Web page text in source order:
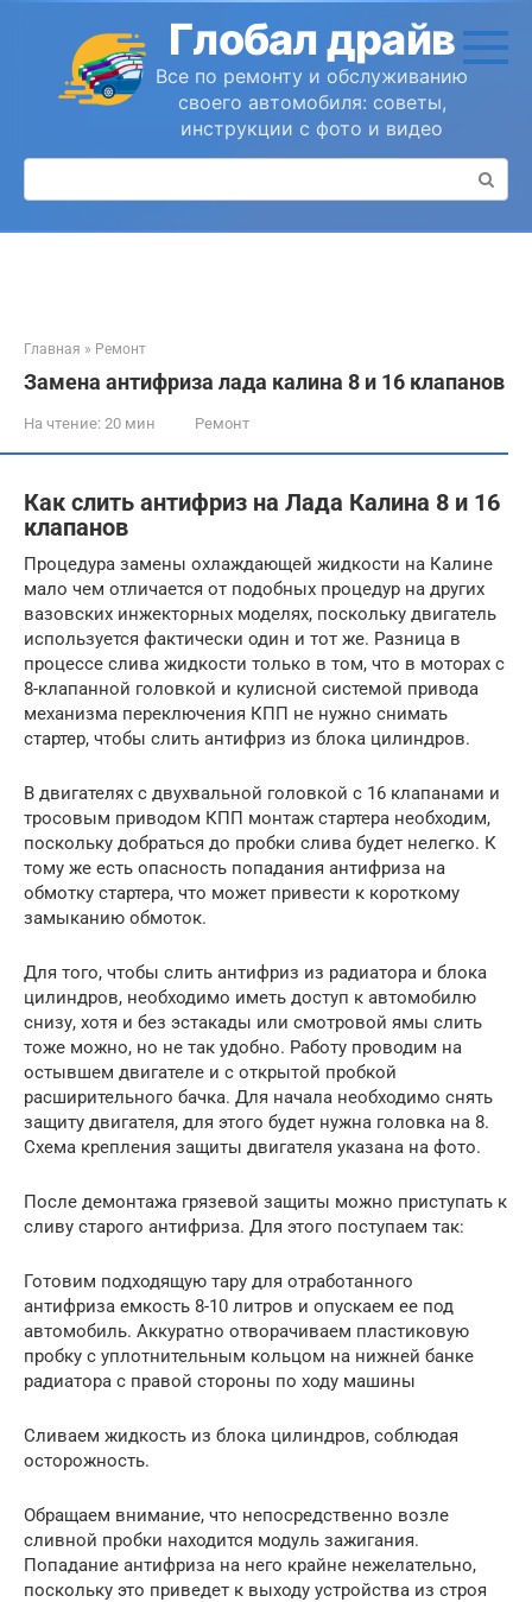
контенту
Глобал драйв
Все по ремонту и обслуживанию
своего автомобиля: советы,
инструкции с фото и видео
Поиск:
Главная » Ремонт
Замена антифриза лада калина 8 и 16 клапанов
На чтение: 20 мин Ремонт
Как слить антифриз на Лада Калина 8 и 16
клапанов
Процедура замены охлаждающей жидкости на Калине
мало чем отличается от подобных процедур на других
вазовских инжекторных моделях, поскольку двигатель
используется фактически один и тот же. Разница в
процессе слива жидкости только в том, что в моторах с
8-клапанной головкой и кулисной системой привода
механизма переключения КПП не нужно снимать
стартер, чтобы слить антифриз из блока цилиндров.
В двигателях с двухвальной головкой с 16 клапанами и
тросовым приводом КПП монтаж стартера необходим,
поскольку добраться до пробки слива будет нелегко. К
тому же есть опасность попадания антифриза на
обмотку стартера, что может привести к короткому
замыканию обмоток.
Для того, чтобы слить антифриз из радиатора и блока
цилиндров, необходимо иметь доступ к автомобилю
снизу, хотя и без эстакады или смотровой ямы слить
тоже можно, но не так удобно. Работу проводим на
остывшем двигателе и с открытой пробкой
расширительного бачка. Для начала необходимо снять
защиту двигателя, для этого будет нужна головка на 8.
Схема крепления защиты двигателя указана на фото.
После демонтажа грязевой защиты можно приступать к
сливу старого антифриза. Для этого поступаем так:
Готовим подходящую тару для отработанного
антифриза емкость 8-10 литров и опускаем ее под
автомобиль. Аккуратно отворачиваем пластиковую
пробку с уплотнительным кольцом на нижней банке
радиатора с правой стороны по ходу машины
Сливаем жидкость из блока цилиндров, соблюдая
осторожность.
Обращаем внимание, что непосредственно возле
сливной пробки находится модуль зажигания.
Попадание антифриза на него крайне нежелательно,
поскольку это приведет к выходу устройства из строя